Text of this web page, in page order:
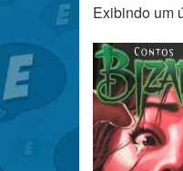
Exibindo um